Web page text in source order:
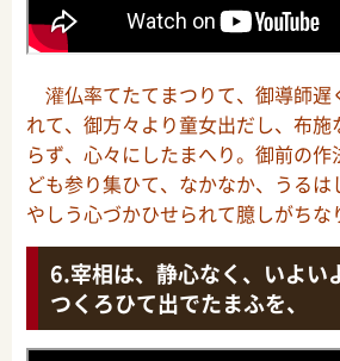
灌仏率てたてまつりて、御導師遅
れて、御方々より童女出だし、布
らず、心々にしたまへり。御前の
ども参り集ひて、なかなか、うる
やしう心づかひせられて臆しがちな
宰相は、静心なく、いよい
つくろひて出でたまふを、